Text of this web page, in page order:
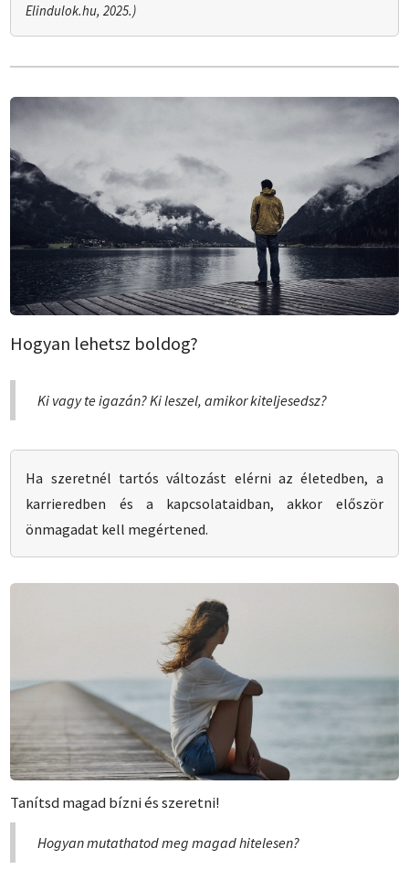
Elindulok.hu, 2025.)
Hogyan lehetsz boldog?
Ki vagy te igazán? Ki leszel, amikor kiteljesedsz?
Ha szeretnél tartós változást elérni az életedben, a
karrieredben és a kapcsolataidban, akkor először
önmagadat kell megértened.
Tanítsd magad bízni és szeretni!
Hogyan mutathatod meg magad hitelesen?